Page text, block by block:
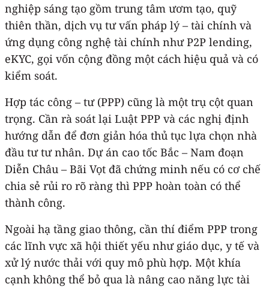
nghiệp sáng tạo gồm trung tâm ươm tạo, quỹ
thiên thần, dịch vụ tư vấn pháp lý – tài chính và
ứng dụng công nghệ tài chính như P2P lending,
eKYC, gọi vốn cộng đồng một cách hiệu quả và có
kiểm soát.
Hợp tác công – tư (PPP) cũng là một trụ cột quan
trọng. Cần rà soát lại Luật PPP và các nghị định
hướng dẫn để đơn giản hóa thủ tục lựa chọn nhà
đầu tư tư nhân. Dự án cao tốc Bắc – Nam đoạn
Diễn Châu – Bãi Vọt đã chứng minh nếu có cơ chế
chia sẻ rủi ro rõ ràng thì PPP hoàn toàn có thể
thành công.
Ngoài hạ tầng giao thông, cần thí điểm PPP trong
các lĩnh vực xã hội thiết yếu như giáo dục, y tế và
xử lý nước thải với quy mô phù hợp. Một khía
cạnh không thể bỏ qua là nâng cao năng lực tài